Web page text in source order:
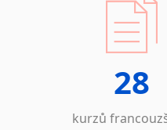
28
kurzů